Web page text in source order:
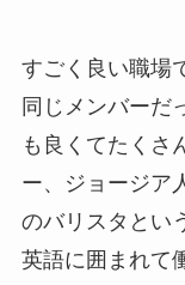
すごく良い職場
同じメンバーだ
も良くてたくさ
ー、ジョージア
のバリスタとい
英語に囲まれて